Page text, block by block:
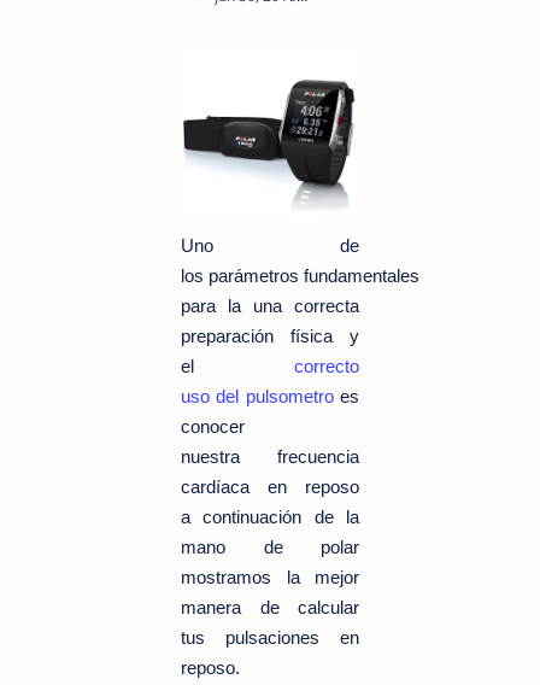
Uno de
los parámetros fundamentales
para la una correcta
preparación física y
el correcto
uso del pulsometroes
conocer
nuestra frecuencia
cardíaca en reposo
a continuación de la
mano de polar
mostramos la mejor
manera de calcular
tus pulsaciones en
reposo.